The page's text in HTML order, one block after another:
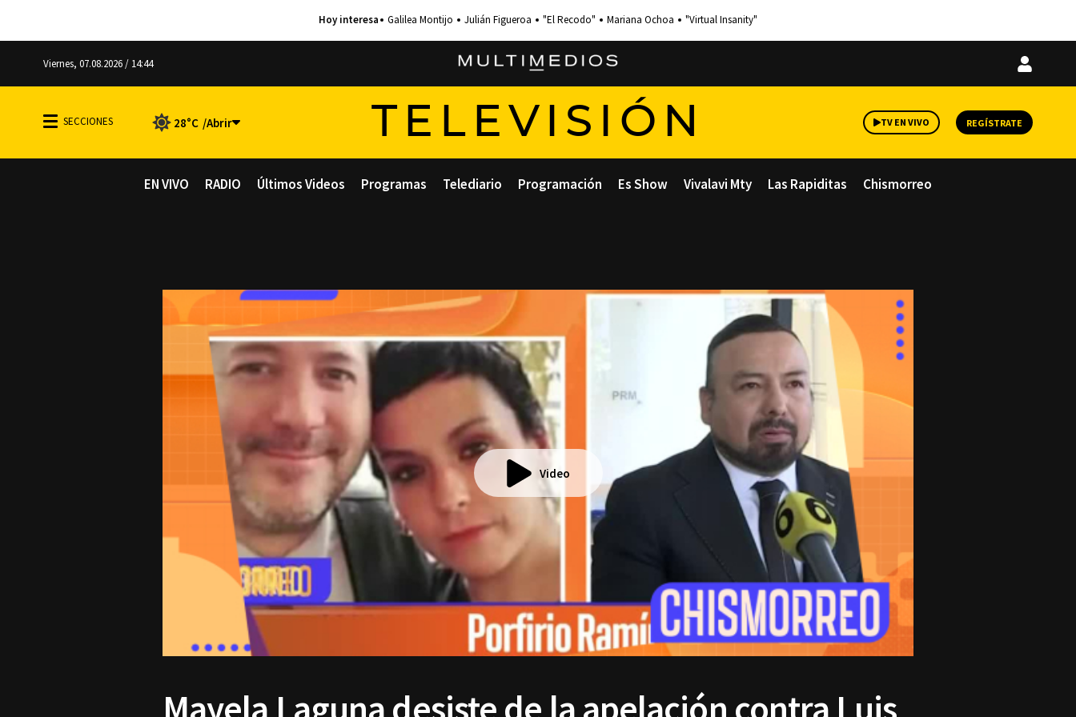
Galilea Montijo Julián Figueroa "El Recodo" Mariana Ochoa "Virtual Insanity"
Viernes, 07.08.2026 / 14:44
Iniciar
28°C TELEVISIÓN TV EN VIVO REGÍSTRATE
EN VIVO RADIO Últimos Videos Programas Telediario Programación Es Show Vivalavi Mty Las Rapiditas Chismorreo
Video